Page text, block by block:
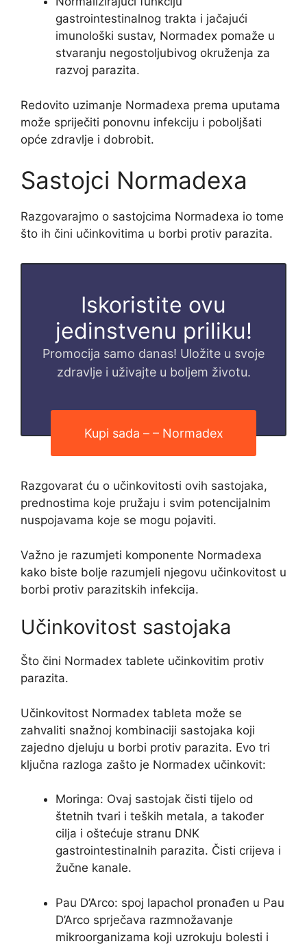
gastrointestinalnog trakta i jačajući
imunološki sustav, Normadex pomaže u
stvaranju negostoljubivog okruženja za
razvoj parazita.
Redovito uzimanje Normadexa prema uputama
može spriječiti ponovnu infekciju i poboljšati
opće zdravlje i dobrobit.
Sastojci Normadexa
Razgovarajmo o sastojcima Normadexa io tome
što ih čini učinkovitima u borbi protiv parazita.
Iskoristite ovu
jedinstvenu priliku!
Promocija samo danas! Uložite u svoje
zdravlje i uživajte u boljem životu.
Kupi sada – – Normadex
Razgovarat ću o učinkovitosti ovih sastojaka,
prednostima koje pružaju i svim potencijalnim
nuspojavama koje se mogu pojaviti.
Važno je razumjeti komponente Normadexa
kako biste bolje razumjeli njegovu učinkovitost u
borbi protiv parazitskih infekcija.
Učinkovitost sastojaka
Što čini Normadex tablete učinkovitim protiv
parazita.
Učinkovitost Normadex tableta može se
zahvaliti snažnoj kombinaciji sastojaka koji
zajedno djeluju u borbi protiv parazita. Evo tri
ključna razloga zašto je Normadex učinkovit:
Moringa: Ovaj sastojak čisti tijelo od
štetnih tvari i teških metala, a također
cilja i oštećuje stranu DNK
gastrointestinalnih parazita. Čisti crijeva i
žučne kanale.
Pau D’Arco: spoj lapachol pronađen u Pau
D’Arco sprječava razmnožavanje
mikroorganizama koji uzrokuju bolesti i